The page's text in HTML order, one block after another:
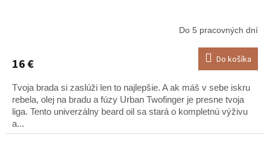
Do 5 pracovných dní
16 € Do košíka
Tvoja brada si zaslúži len to najlepšie. A ak máš v sebe iskru
rebela, olej na bradu a fúzy Urban Twofinger je presne tvoja
liga. Tento univerzálny beard oil sa stará o kompletnú výživu
a...